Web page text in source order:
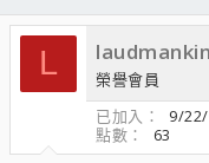
L
榮譽會員
已加入
9/
點數
63